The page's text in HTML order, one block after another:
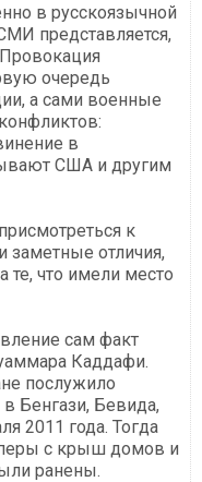
в русскоязычной
представляется,
очередь
а сами военные
в
США и другим
к
заметные отличия,
что имели место
сам факт
Каддафи.
послужило
Бенгази, Бевида,
2011 года. Тогда
с крыш домов и
ранены.